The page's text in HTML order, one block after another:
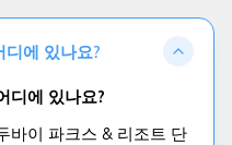
에 있나요?
디에 있나요?
바이 파크스 & 리조트 단